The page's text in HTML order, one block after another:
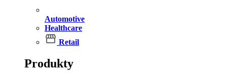
Automotive
Healthcare
Retail
Produkty